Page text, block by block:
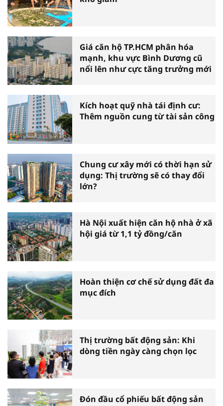
Giá căn hộ TP.HCM phân hóa
mạnh, khu vực Bình Dương cũ
nổi lên như cực tăng trưởng mới
Kích hoạt quỹ nhà tái định cư:
Thêm nguồn cung từ tài sản công
Chung cư xây mới có thời hạn sử
dụng: Thị trường sẽ có thay đổi
lớn?
Hà Nội xuất hiện căn hộ nhà ở xã
hội giá từ 1,1 tỷ đồng/căn
Hoàn thiện cơ chế sử dụng đất đa
mục đích
Thị trường bất động sản: Khi
dòng tiền ngày càng chọn lọc
Đón đầu cổ phiếu bất động sản